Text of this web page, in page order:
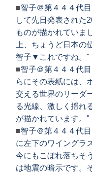
■智子＠第４４４代
して先日発表された
ものが描かれていま
上、ちょうど日本の
智子▼これですね。"
■智子＠第４４４代
らにその表紙には、
交える世界のリーダ
る光線、激しく揺れ
が描かれています。"
■智子＠第４４４代
に左下のワイングラ
今にもこぼれ落ちそ
は地震の暗示です。